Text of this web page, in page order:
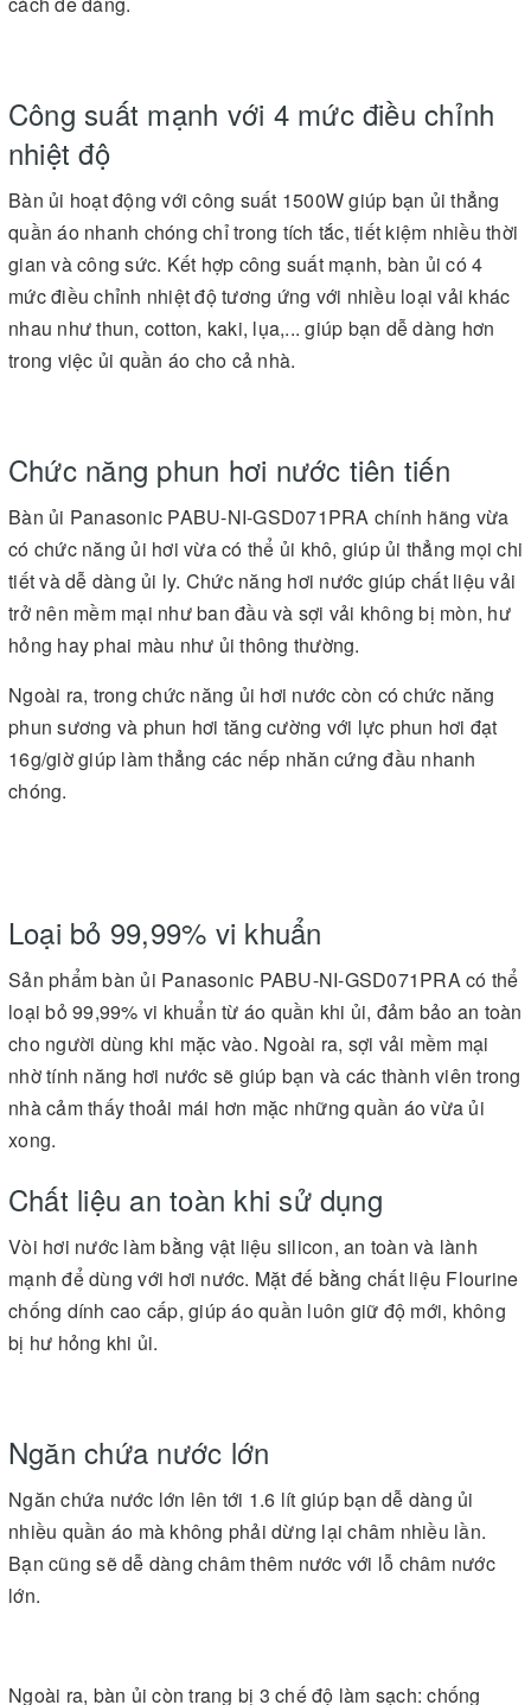
Công suất mạnh với 4 mức điều chỉnh
nhiệt độ
Bàn ủi hoạt động với công suất 1500W giúp bạn ủi thẳng
quần áo nhanh chóng chỉ trong tích tắc, tiết kiệm nhiều thời
gian và công sức. Kết hợp công suất mạnh, bàn ủi có 4
mức điều chỉnh nhiệt độ tương ứng với nhiều loại vải khác
nhau như thun, cotton, kaki, lụa,... giúp bạn dễ dàng hơn
trong việc ủi quần áo cho cả nhà.
Chức năng phun hơi nước tiên tiến
Bàn ủi Panasonic PABU-NI-GSD071PRA chính hãng vừa
có chức năng ủi hơi vừa có thể ủi khô, giúp ủi thẳng mọi chi
tiết và dễ dàng ủi ly. Chức năng hơi nước giúp chất liệu vải
trở nên mềm mại như ban đầu và sợi vải không bị mòn, hư
hỏng hay phai màu như ủi thông thường.
Ngoài ra, trong chức năng ủi hơi nước còn có chức năng
phun sương và phun hơi tăng cường với lực phun hơi đạt
16g/giờ giúp làm thẳng các nếp nhăn cứng đầu nhanh
chóng.
Loại bỏ 99,99% vi khuẩn
Sản phẩm bàn ủi Panasonic PABU-NI-GSD071PRA có thể
loại bỏ 99,99% vi khuẩn từ áo quần khi ủi, đảm bảo an toàn
cho người dùng khi mặc vào. Ngoài ra, sợi vải mềm mại
nhờ tính năng hơi nước sẽ giúp bạn và các thành viên trong
nhà cảm thấy thoải mái hơn mặc những quần áo vừa ủi
xong.
Chất liệu an toàn khi sử dụng
Vòi hơi nước làm bằng vật liệu silicon, an toàn và lành
mạnh để dùng với hơi nước. Mặt đế bằng chất liệu Flourine
chống dính cao cấp, giúp áo quần luôn giữ độ mới, không
bị hư hỏng khi ủi.
Ngăn chứa nước lớn
Ngăn chứa nước lớn lên tới 1.6 lít giúp bạn dễ dàng ủi
nhiều quần áo mà không phải dừng lại châm nhiều lần.
Bạn cũng sẽ dễ dàng châm thêm nước với lỗ châm nước
lớn.
Ngoài ra, bàn ủi còn trang bị 3 chế độ làm sạch: chống